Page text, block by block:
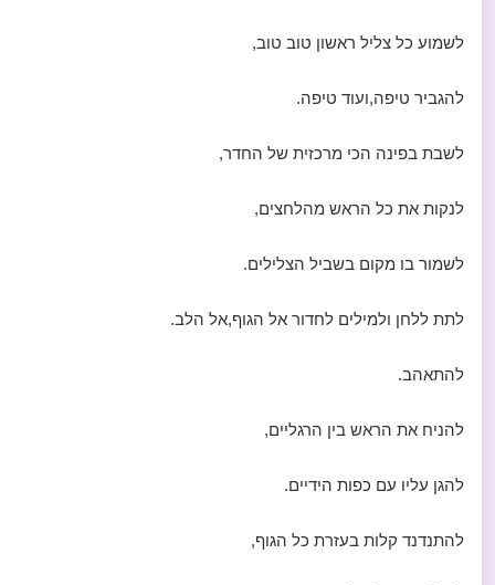
לשמוע כל צליל ראשון טוב טוב,
להגביר טיפה,ועוד טיפה.
לשבת בפינה הכי מרכזית של החדר,
לנקות את כל הראש מהלחצים,
לשמור בו מקום בשביל הצלילים.
לתת ללחן ולמילים לחדור אל הגוף,אל הלב.
להתאהב.
להניח את הראש בין הרגליים,
להגן עליו עם כפות הידיים.
להתנדנד קלות בעזרת כל הגוף,